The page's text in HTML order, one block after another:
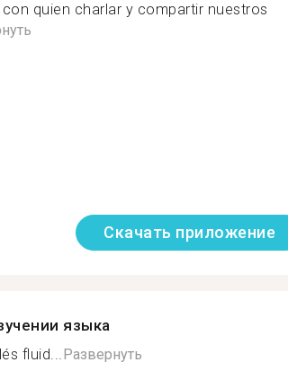
quien charlar y compartir nuestros
Скачать приложение
языка
fluid...Развернуть